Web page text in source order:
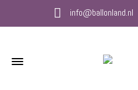
info@ballonland.nl